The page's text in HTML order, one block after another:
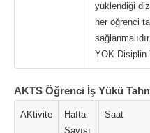
yüklendiği
her öğrenci
YOK Disiplin
AKTS Öğrenci İş Yükü
AKtivite
Hafta
Sayısı
Saat